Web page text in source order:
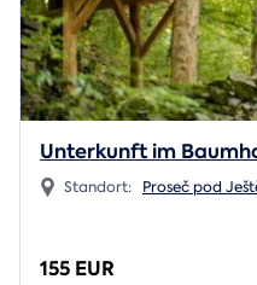
Unterkunft im
Standort: Proseč pod
155 EUR